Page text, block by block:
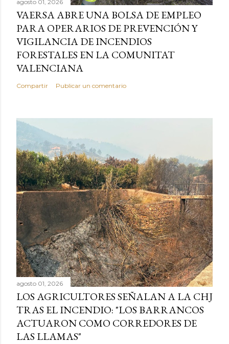
agosto 01, 2026
VAERSA ABRE UNA BOLSA DE EMPLEO
PARA OPERARIOS DE PREVENCIÓN Y
VIGILANCIA DE INCENDIOS
FORESTALES EN LA COMUNITAT
VALENCIANA
Compartir Publicar un comentario
agosto 01, 2026
LOS AGRICULTORES SEÑALAN A LA CHJ
TRAS EL INCENDIO: "LOS BARRANCOS
ACTUARON COMO CORREDORES DE
LAS LLAMAS"